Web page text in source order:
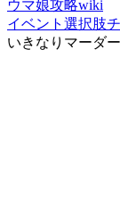
ウマ娘攻略wiki
イベント選択肢
いきなりマーダ